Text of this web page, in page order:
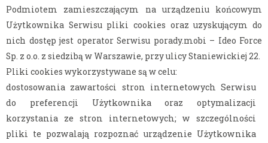
Podmiotem zamieszczającym na urządzeniu końcowym
Użytkownika Serwisu pliki cookies oraz uzyskującym do
nich dostęp jest operator Serwisu porady.mobi – Ideo Force
Sp. z o.o. z siedzibą w Warszawie, przy ulicy Staniewickiej 22.
Pliki cookies wykorzystywane są w celu:
dostosowania zawartości stron internetowych Serwisu
do preferencji Użytkownika oraz optymalizacji
korzystania ze stron internetowych; w szczególności
pliki te pozwalają rozpoznać urządzenie Użytkownika